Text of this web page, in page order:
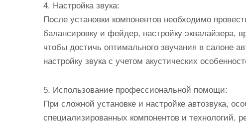
4. Настройка звука:
После установки компонентов необходимо
балансировку и фейдер, настройку эквалайзера,
чтобы достичь оптимального звучания в салоне
настройку звука с учетом акустических
5. Использование профессиональной помощи:
При сложной установке и настройке автозвука,
специализированных компонентов и технологий,